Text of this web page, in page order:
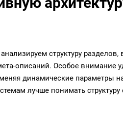
структуру
описаний. Особое внимание
динамические параметры
лучше понимать структуру